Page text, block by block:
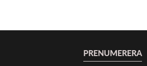
felaktiga uppfattningar kring snuset
PRENUMERERA